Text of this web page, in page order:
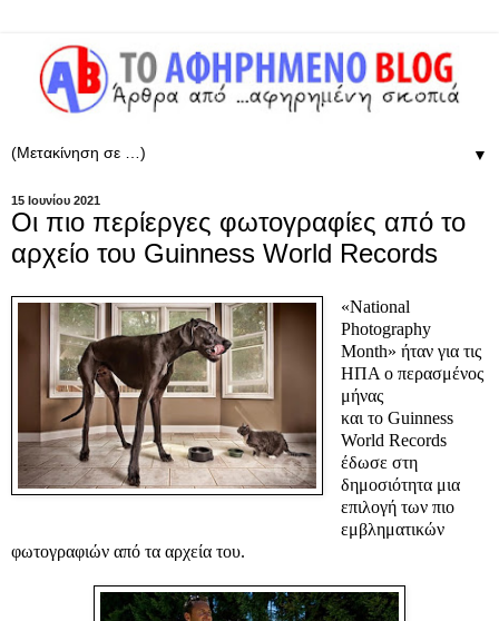
▼
15 Ιουνίου 2021
Οι πιο περίεργες φωτογραφίες από το
αρχείο του Guinness World Records
«National
Photography
Month» ήταν για τις
ΗΠΑ ο περασμένος
μήνας
και το Guinness
World Records
έδωσε στη
δημοσιότητα μια
επιλογή των πιο
εμβληματικών
φωτογραφιών από τα αρχεία του.